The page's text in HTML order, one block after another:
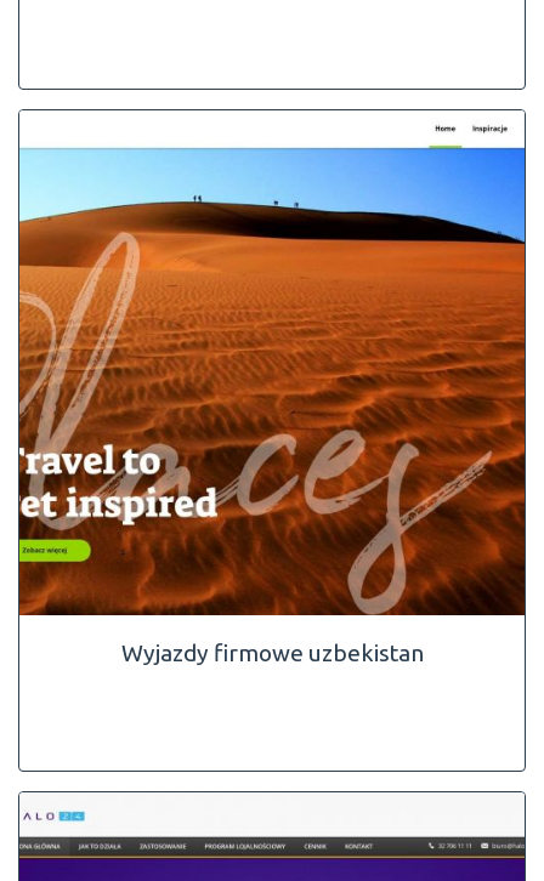
Wyjazdy firmowe uzbekistan